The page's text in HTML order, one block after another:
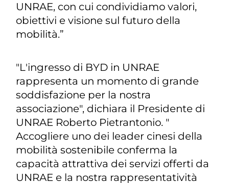
UNRAE, con cui condividiamo valori,
obiettivi e visione sul futuro della
mobilità.”
"L'ingresso di BYD in UNRAE
rappresenta un momento di grande
soddisfazione per la nostra
associazione", dichiara il Presidente di
UNRAE Roberto Pietrantonio. "
Accogliere uno dei leader cinesi della
mobilità sostenibile conferma la
capacità attrattiva dei servizi offerti da
UNRAE e la nostra rappresentatività